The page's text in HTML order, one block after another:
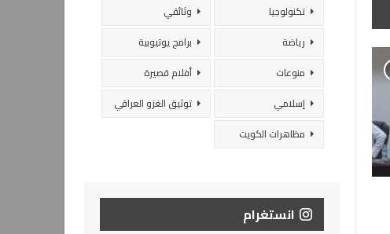
تكنولوجيا
وثائقي
رياضة
برامج يوتيوبية
منوعات
أفلام قصيرة
إسلامي
توثيق الغزو العراقي
مظاهرات الكويت
انستغرام